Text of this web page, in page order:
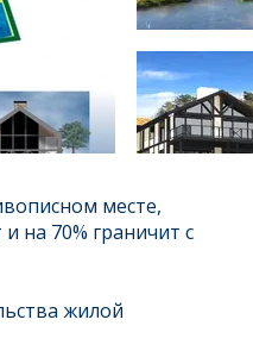
месте,
на 70% граничит с
жилой